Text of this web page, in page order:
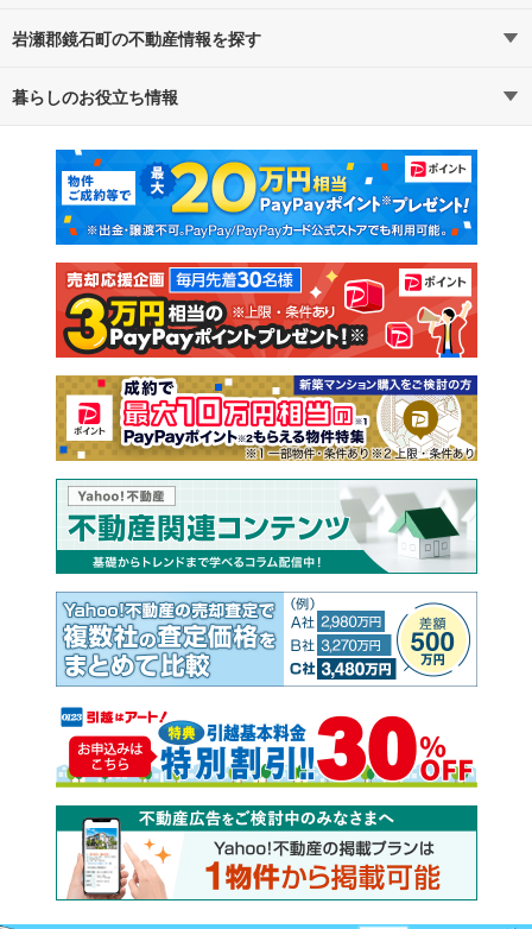
路線・駅から探す
通勤・通学時間から探す
岩瀬郡鏡石町の不動産情報を探す
不動産・住宅
新築マンション 中古マンション
新築一戸建て 中古一戸建て
注文住宅 土地
売却査定
暮らしのお役立ち情報
マンションカタログ 教えて！住まいの先生